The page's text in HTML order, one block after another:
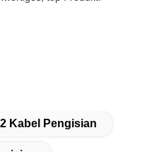
Kabel Pengisian